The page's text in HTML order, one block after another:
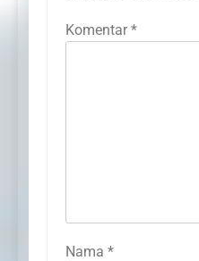
Komentar *
Nama *